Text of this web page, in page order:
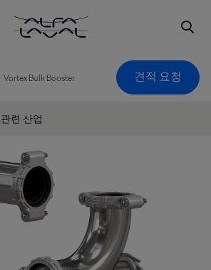
Vortex Bulk Booster 견적 요청
관련 산업